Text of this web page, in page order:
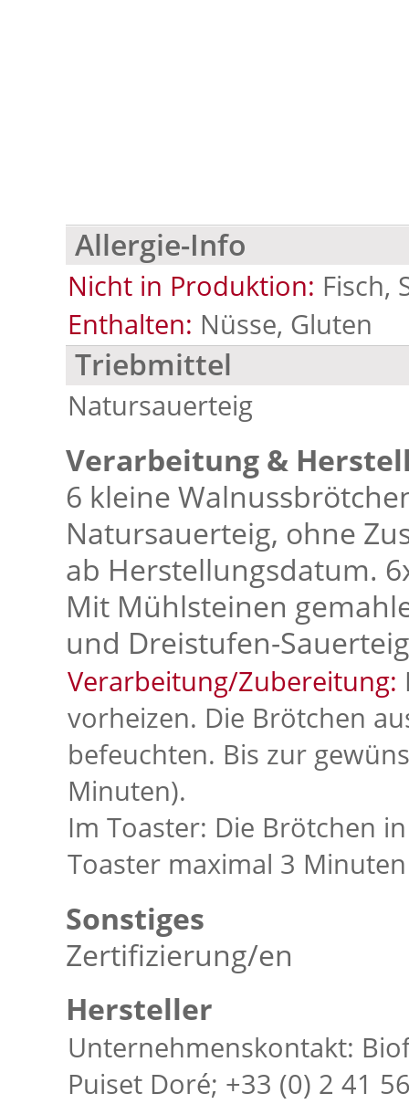
Allergie-Info
Nicht in Produktion: Fisch,
Enthalten: Nüsse, Gluten
Triebmittel
Natursauerteig
Verarbeitung &
6 kleine
Natursauerteig, ohne
ab Herstellungsdatum.
Mit Mühlsteinen
und Dreistufen-
Verarbeitung/Zubereitung:
vorheizen. Die Brötchen
befeuchten. Bis zur
Minuten).
Im Toaster: Die Brötchen
Toaster maximal 3
Sonstiges
Zertifizierung/en
Hersteller
Unternehmenskontakt:
Puiset Doré; +33 (0) 2 41